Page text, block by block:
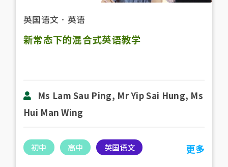
英国语文 ． 英语
新常态下的混合式英语教学
Ms Lam Sau Ping, Mr Yip Sai Hung, Ms
Hui Man Wing
初中 高中 英国语文 更多